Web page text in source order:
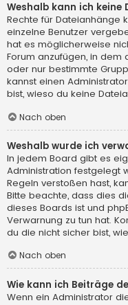
Weshalb kann ich
Rechte für Dateianhänge
einzelne Benutzer
hat es möglicherweise
Forum anzufügen, in dem
oder nur bestimmte
kannst einen
bist, wieso du keine
Nach oben
Weshalb wurde ich
In jedem Board gibt es
Administration festgelegt
Regeln verstoßen hast,
Bitte beachte, dass dies
dieses Boards ist und
Verwarnung zu tun hat.
du die nicht sicher bist,
Nach oben
Wie kann ich Beiträge
Wenn ein Administrator